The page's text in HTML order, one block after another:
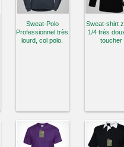
Sweat-Polo
Professionnel très
lourd, col polo.
Sweat-shirt
1/4 très
toucher